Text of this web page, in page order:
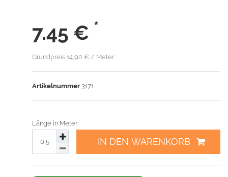
7.45 € *
Grundpreis 14,90 € / Meter
Artikelnummer 3171
Länge in Meter:
IN DEN WARENKORB